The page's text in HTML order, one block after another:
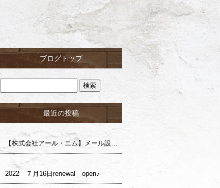
ブログトップ
最近の投稿
【株式会社アール・エム】メール設定確認のお願い（株式会社ロイ様）
2022 ７月16日renewal open♪